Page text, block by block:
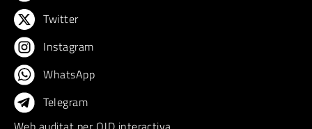
Twitter
Instagram
WhatsApp
Telegram